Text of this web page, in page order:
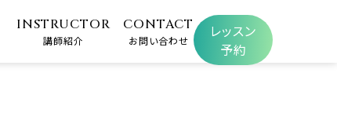
INSTRUCTOR
講師紹介
CONTACT
お問い合わせ
レッスン
予約